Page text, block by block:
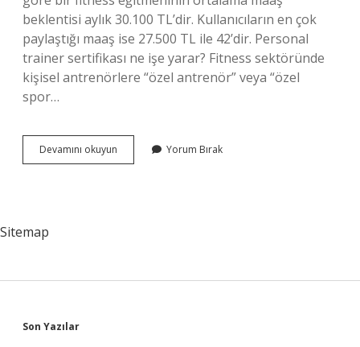
beklentisi aylık 30.100 TL’dir. Kullanıcıların en çok
paylaştığı maaş ise 27.500 TL ile 42’dir. Personal
trainer sertifikası ne işe yarar? Fitness sektöründe
kişisel antrenörlere “özel antrenör” veya “özel
spor…
Devamını okuyun Personal
Trainer
Yorum Bırak
Sitemap
Sidebar
Son Yazılar